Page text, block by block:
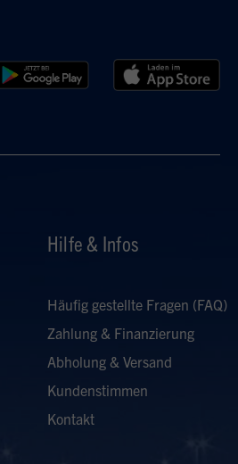
Hilfe & Infos
Häufig gestellte Fragen (FAQ)
Zahlung & Finanzierung
Abholung & Versand
Kundenstimmen
Kontakt